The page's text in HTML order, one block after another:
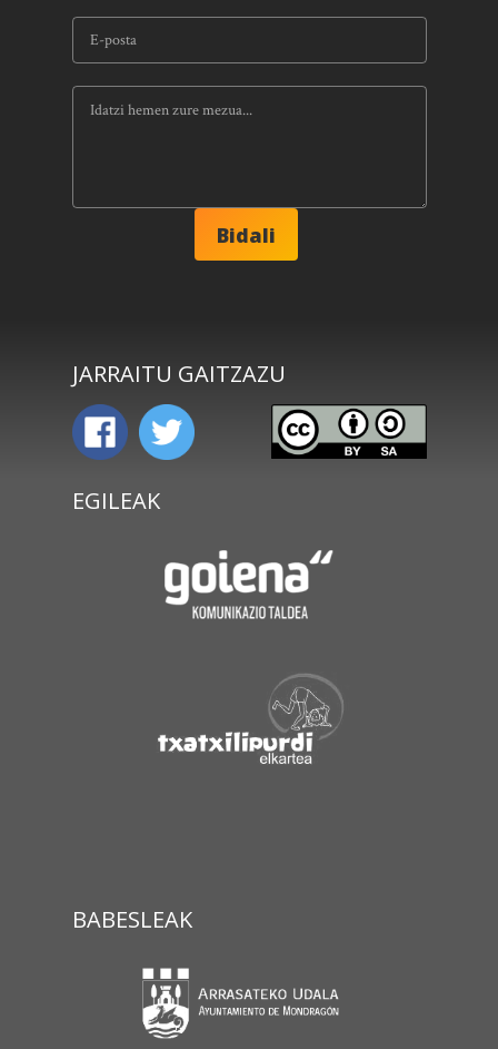
JARRAITU GAITZAZU
EGILEAK
BABESLEAK